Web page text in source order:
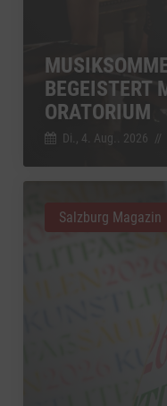
BEGEISTERT
ORATORIUM
Di., 4. Aug.. 2026 //
Salzburg Magazin